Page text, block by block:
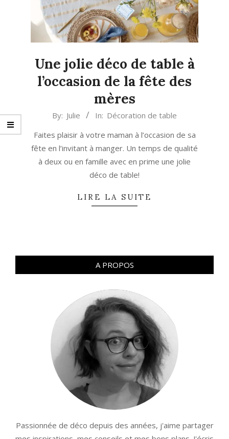
Une jolie déco de table à
l’occasion de la fête des
mères
17
By: Julie In: Décoration de table
Faites plaisir à votre maman à l’occasion de sa
fête en l’invitant à manger. Un temps de qualité
à deux ou en famille avec en prime une jolie
déco de table!
LIRE LA SUITE
A PROPOS
Passionnée de déco depuis des années, j'aime partager